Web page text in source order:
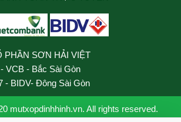
PHẦN SƠN HẢI VIỆT
VCB - Bắc Sài Gòn
- BIDV- Đông Sài Gòn
mutxopdinhhinh.vn. All rights reserved.